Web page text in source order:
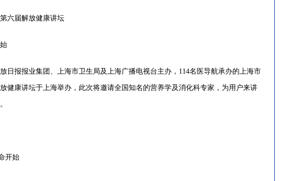
六届解放健康讲坛
日报报业集团、上海市卫生局及上海广播电视台主办，114名医导航承办的上海市
健康讲坛于上海举办，此次将邀请全国知名的营养学及消化科专家，为用户来讲
开始